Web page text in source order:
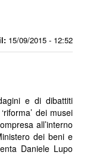
15/09/2015 - 12:52
e di dibattiti
dei musei
all’interno
dei beni e
Daniele Lupo